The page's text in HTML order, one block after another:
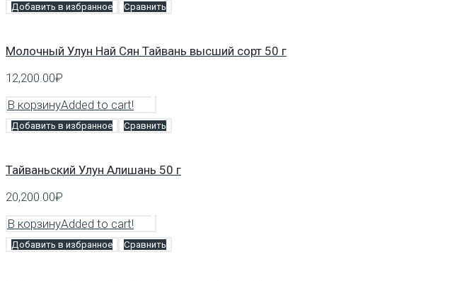
Добавить в избранное Сравнить
Молочный Улун Най Сян Тайвань высший сорт 50 г
12,200.00₽
В корзинуAdded to cart!
Добавить в избранное Сравнить
Тайваньский Улун Алишань 50 г
20,200.00₽
В корзинуAdded to cart!
Добавить в избранное Сравнить